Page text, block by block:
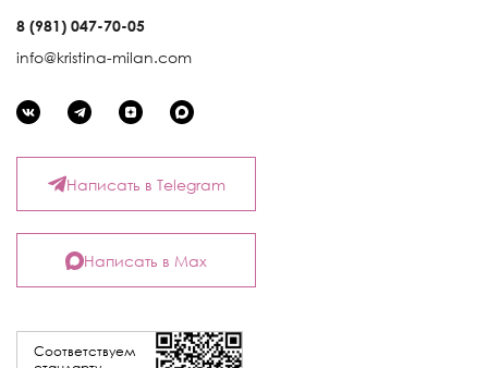
8 (981) 047-70-05
info@kristina-milan.com
Соответствуем
Написать в Telegram
Написать в Max